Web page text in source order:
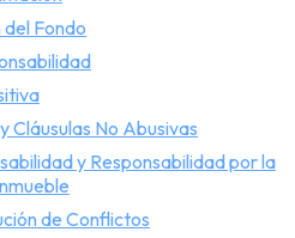
Fondo
Cláusulas No Abusivas
y Responsabilidad por la
de Conflictos